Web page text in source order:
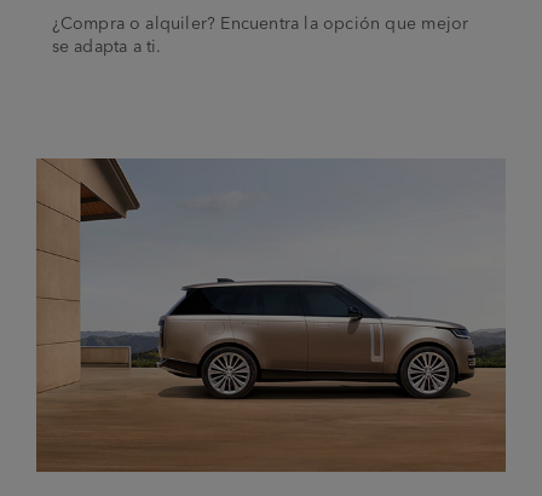
¿Compra o alquiler? Encuentra la opción que mejor
se adapta a ti.